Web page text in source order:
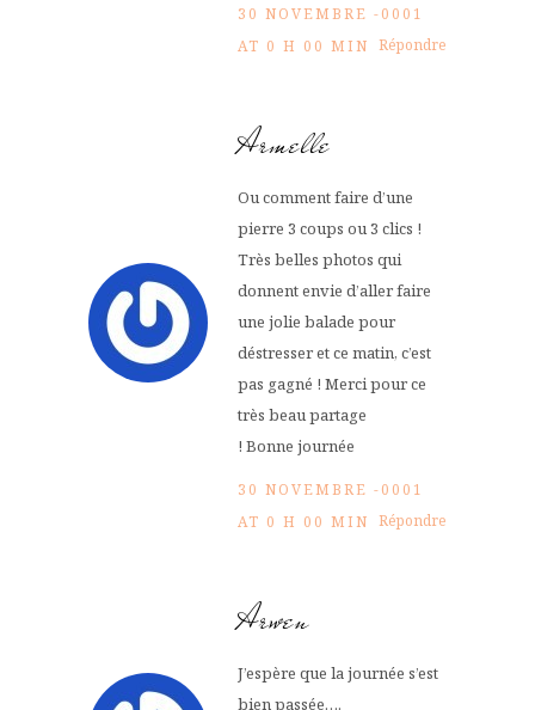
30 NOVEMBRE -0001
AT 0 H 00 MIN Répondre
Armelle
Ou comment faire d’une
pierre 3 coups ou 3 clics !
Très belles photos qui
donnent envie d’aller faire
une jolie balade pour
déstresser et ce matin, c’est
pas gagné ! Merci pour ce
très beau partage
! Bonne journée
30 NOVEMBRE -0001
AT 0 H 00 MIN Répondre
Arwen
J’espère que la journée s’est
bien passée….